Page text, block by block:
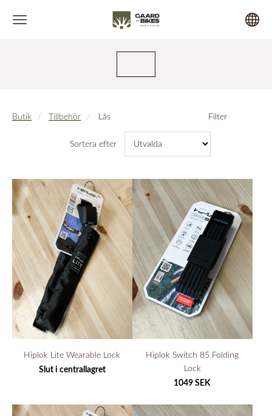
Butik Tillbehör Lås Filter
Sortera efter
Hiplok Lite Wearable Lock
Slut i centrallagret
Hiplok Switch 85 Folding
Lock
1049 SEK